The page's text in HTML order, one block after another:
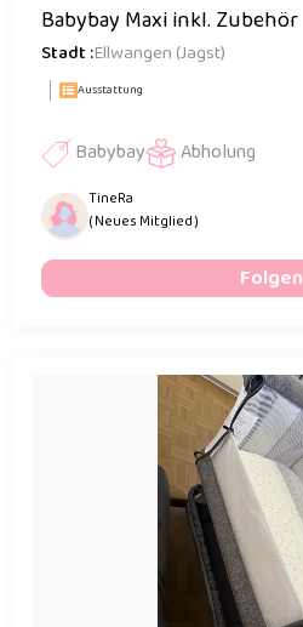
Babybay Maxi inkl. Zubehör
Stadt :Ellwangen (Jagst)
Ausstattung
Babybay Abholung
TineRa
( Neues Mitglied )
Folgen